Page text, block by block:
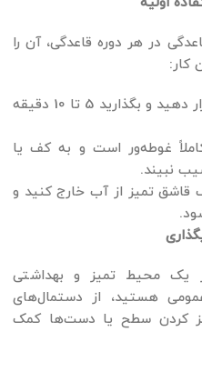
در هر دوره قاعدگی، آن را
کار:
کاپ را در یک قابلمه آب جوش قرار دهید و بگذارید 5 تا 10 دقیقه
غوطه‌ور است و به کف یا
نبیند.
قاشق تمیز از آب خارج کنید و
یک محیط تمیز و بهداشتی
هستید، از دستمال‌های
کردن سطح یا دست‌ها کمک